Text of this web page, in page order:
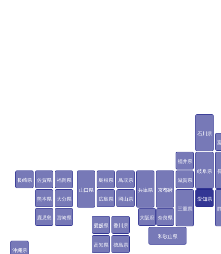
石川県
福井県
岐阜県
愛知県
三重県
滋賀県
京都府
大阪府
兵庫県
奈良県
和歌山県
鳥取県
島根県
岡山県
広島県
山口県
徳島県
香川県
愛媛県
高知県
福岡県
佐賀県
長崎県
熊本県 大分県
宮崎県
鹿児島
沖縄県